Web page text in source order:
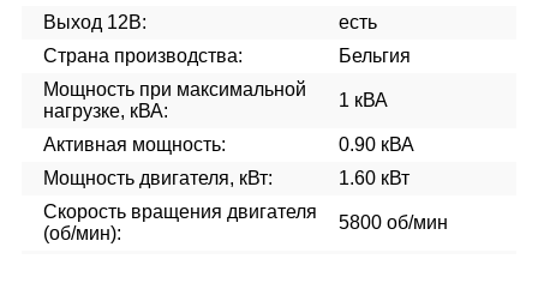
Выход 12В:
есть
Страна производства:
Бельгия
Мощность при максимальной
нагрузке, кВА:
1 кВА
Активная мощность:
0.90 кВА
Мощность двигателя, кВт:
1.60 кВт
Скорость вращения двигателя
(об/мин):
5800 об/мин